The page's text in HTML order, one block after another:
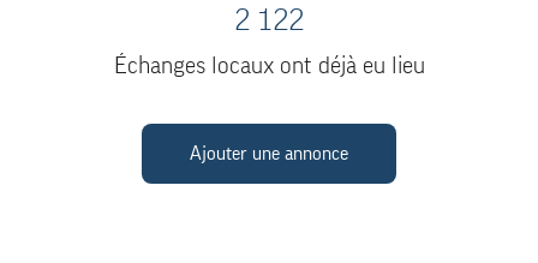
2 122
Échanges locaux ont déjà eu lieu
Ajouter une annonce